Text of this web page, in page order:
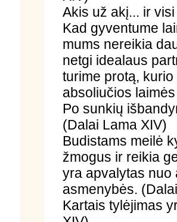
Akis už akį... ir
Kad gyventume
mums nereikia
netgi idealaus
turime protą,
absoliučios
Po sunkių
(Dalai Lama XIV)
Budistams meilė
žmogus ir reikia
yra apvalytas nuo
asmenybės.
Kartais tylėjimas